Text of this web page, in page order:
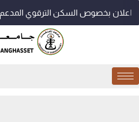
اعلان بخصوص السكن الترقوي المدعم